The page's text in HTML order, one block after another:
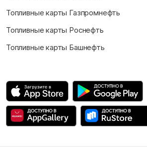
Топливные карты Газпромнефть
Топливные карты Роснефть
Топливные карты Башнефть